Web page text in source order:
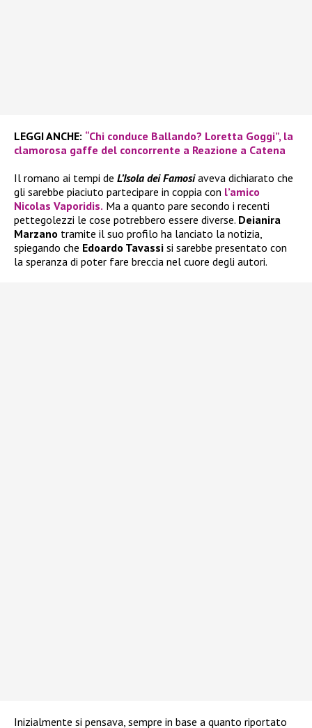
LEGGI ANCHE: “Chi conduce Ballando? Loretta Goggi”, la
clamorosa gaffe del concorrente a Reazione a Catena
Il romano ai tempi de L’Isola dei Famosiaveva dichiarato che
gli sarebbe piaciuto partecipare in coppia con l’amico
Nicolas Vaporidis. Ma a quanto pare secondo i recenti
pettegolezzi le cose potrebbero essere diverse. Deianira
Marzano tramite il suo profilo ha lanciato la notizia,
spiegando che Edoardo Tavassi si sarebbe presentato con
la speranza di poter fare breccia nel cuore degli autori.
Inizialmente si pensava, sempre in base a quanto riportato